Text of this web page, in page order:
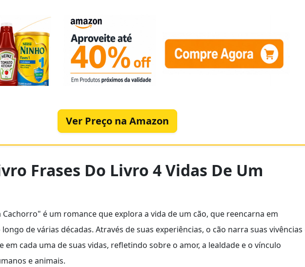
Ver Preço na Amazon
Frases Do Livro 4 Vidas De Um
é um romance que explora a vida de um cão, que reencarna em
de várias décadas. Através de suas experiências, o cão narra suas vivências
em cada uma de suas vidas, refletindo sobre o amor, a lealdade e o vínculo
e animais.